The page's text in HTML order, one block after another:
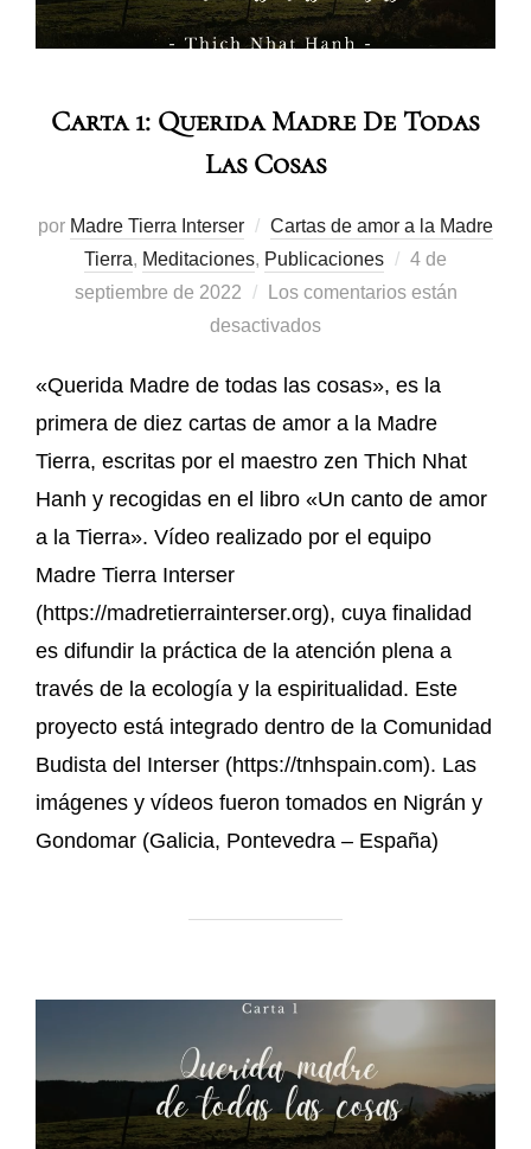
Carta 1: Querida Madre De Todas
Las Cosas
por Madre Tierra Interser
Cartas de amor a la Madre
Tierra, Meditaciones, Publicaciones
4 de
septiembre de 2022
Los comentarios están
desactivados
«Querida Madre de todas las cosas», es la
primera de diez cartas de amor a la Madre
Tierra, escritas por el maestro zen Thich Nhat
Hanh y recogidas en el libro «Un canto de amor
a la Tierra». Vídeo realizado por el equipo
Madre Tierra Interser
(https://madretierrainterser.org), cuya finalidad
es difundir la práctica de la atención plena a
través de la ecología y la espiritualidad. Este
proyecto está integrado dentro de la Comunidad
Budista del Interser (https://tnhspain.com). Las
imágenes y vídeos fueron tomados en Nigrán y
Gondomar (Galicia, Pontevedra – España)